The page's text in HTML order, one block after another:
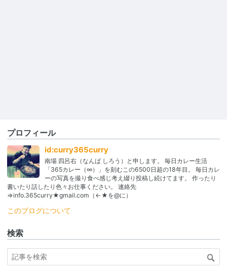
プロフィール
id:curry365curry
南場 四呂右（なんば しろう）と申します。 毎日カレー生活
「365カレー（∞）」を刻むこの6500日超の18年目。 毎日カレ
ーの写真を撮り食べ感じ考え綴り投稿し続けてます。 作ったり
書いたり話したり色々お仕事ください。 連絡先
⇒info.365curry★gmail.com（←★を@に）
このブログについて
検索